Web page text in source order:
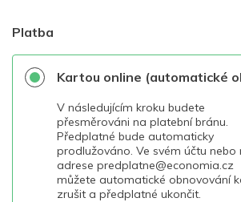
Platba
Kartou online (automatické
V následujícím kroku budete
přesměrováni na platební bránu.
Předplatné bude automaticky
prodlužováno. Ve svém účtu nebo
adrese predplatne@economia.cz
můžete automatické obnovování
zrušit a předplatné ukončit.